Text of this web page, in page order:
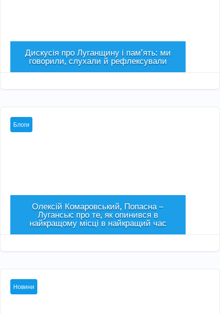
Дискусія про Луганщину і пам’ять: ми
говорили, слухали й рефлексували
Блоги
Олексій Комаровський, Попасна –
Луганськ: про те, як опинився в
найкращому місці в найкращий час
Новини